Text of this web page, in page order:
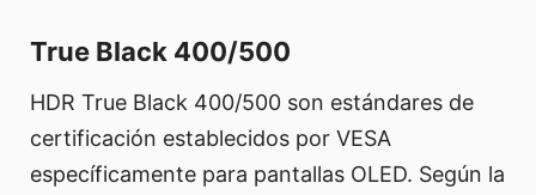
True Black 400/500
HDR True Black 400/500 son estándares de
certificación establecidos por VESA
específicamente para pantallas OLED. Según la